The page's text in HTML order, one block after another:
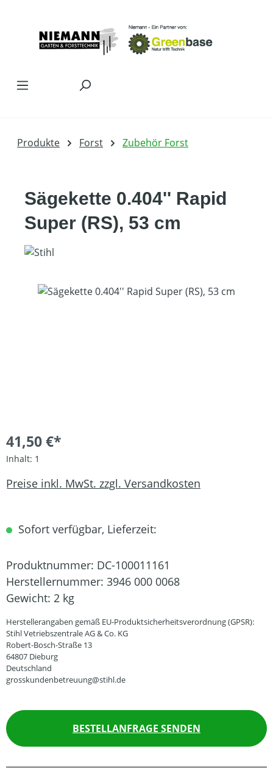
Produkte Forst Zubehör Forst
Sägekette 0.404'' Rapid
Super (RS), 53 cm
Bildergalerie überspringen
41,50 €*
Inhalt: 1
Preise inkl. MwSt. zzgl. Versandkosten
Sofort verfügbar, Lieferzeit:
Produktnummer: DC-100011161
Herstellernummer: 3946 000 0068
Gewicht: 2 kg
Herstellerangaben gemäß EU-Produktsicherheitsverordnung (GPSR):
Stihl Vetriebszentrale AG & Co. KG
Robert-Bosch-Straße 13
64807 Dieburg
Deutschland
grosskundenbetreuung@stihl.de
BESTELLANFRAGE SENDEN